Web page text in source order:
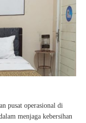
pusat operasional di
menjaga kebersihan